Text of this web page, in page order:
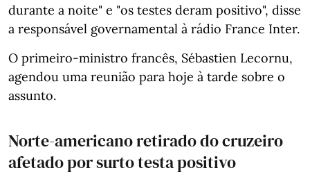
durante a noite" e "os testes deram positivo", disse
a responsável governamental à rádio France Inter.
O primeiro-ministro francês, Sébastien Lecornu,
agendou uma reunião para hoje à tarde sobre o
assunto.
Norte-americano retirado do cruzeiro
afetado por surto testa positivo